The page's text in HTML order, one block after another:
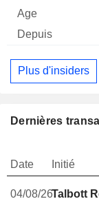
Plus d'insiders
Dernières
Date Initié
04/08/26Talbott